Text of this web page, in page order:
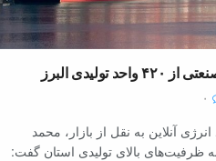
تولیدی البرز
آنلاین به نقل از بازار، محمد
ظرفیت‌های بالای تولیدی استان گفت: